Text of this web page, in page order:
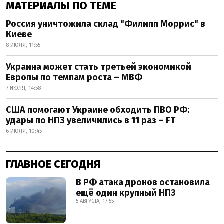
МАТЕРИАЛЫ ПО ТЕМЕ
Россия уничтожила склад "Филипп Моррис" в
Киеве
8 ИЮЛЯ, 11:55
Украина может стать третьей экономикой
Европы по темпам роста – МВФ
7 ИЮЛЯ, 14:58
США помогают Украине обходить ПВО РФ:
удары по НПЗ увеличились в 11 раз – FT
6 ИЮЛЯ, 10:45
ГЛАВНОЕ СЕГОДНЯ
В РФ атака дронов остановила
ещё один крупный НПЗ
5 АВГУСТА, 17:55